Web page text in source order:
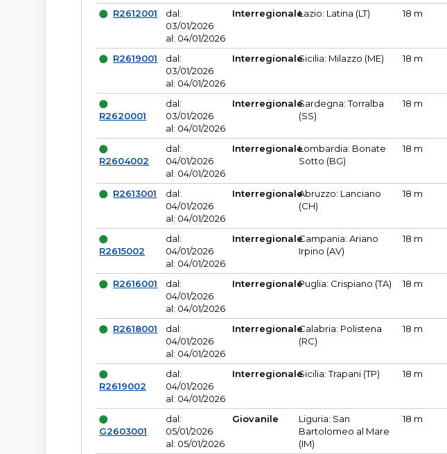
R2612001
dal:
03/01/2026
al: 04/01/2026
InterregionaleLazio: Latina (LT) 18 m
R2619001
dal:
03/01/2026
al: 04/01/2026
InterregionaleSicilia: Milazzo (ME) 18 m
R2620001
dal:
03/01/2026
al: 04/01/2026
InterregionaleSardegna: Torralba
(SS)
18 m
R2604002
dal:
04/01/2026
al: 04/01/2026
InterregionaleLombardia: Bonate
Sotto (BG)
18 m
R2613001
dal:
04/01/2026
al: 04/01/2026
InterregionaleAbruzzo: Lanciano
(CH)
18 m
R2615002
dal:
04/01/2026
al: 04/01/2026
InterregionaleCampania: Ariano
Irpino (AV)
18 m
R2616001
dal:
04/01/2026
al: 04/01/2026
InterregionalePuglia: Crispiano (TA) 18 m
R2618001
dal:
04/01/2026
al: 04/01/2026
InterregionaleCalabria: Polistena
(RC)
18 m
R2619002
dal:
04/01/2026
al: 04/01/2026
InterregionaleSicilia: Trapani (TP) 18 m
G2603001
dal:
05/01/2026
al: 05/01/2026
Giovanile
Liguria: San
Bartolomeo al Mare
(IM)
18 m